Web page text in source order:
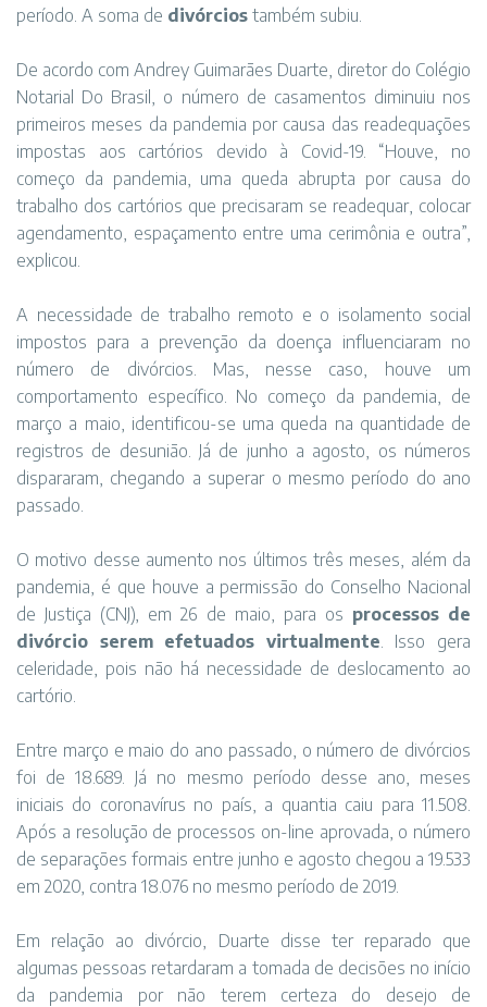
período. A soma de divórcios também subiu.
De acordo com Andrey Guimarães Duarte, diretor do Colégio
Notarial Do Brasil, o número de casamentos diminuiu nos
primeiros meses da pandemia por causa das readequações
impostas aos cartórios devido à Covid-19. “Houve, no
começo da pandemia, uma queda abrupta por causa do
trabalho dos cartórios que precisaram se readequar, colocar
agendamento, espaçamento entre uma cerimônia e outra”,
explicou.
A necessidade de trabalho remoto e o isolamento social
impostos para a prevenção da doença influenciaram no
número de divórcios. Mas, nesse caso, houve um
comportamento específico. No começo da pandemia, de
março a maio, identificou-se uma queda na quantidade de
registros de desunião. Já de junho a agosto, os números
dispararam, chegando a superar o mesmo período do ano
passado.
O motivo desse aumento nos últimos três meses, além da
pandemia, é que houve a permissão do Conselho Nacional
de Justiça (CNJ), em 26 de maio, para os processos de
divórcio serem efetuados virtualmente. Isso gera
celeridade, pois não há necessidade de deslocamento ao
cartório.
Entre março e maio do ano passado, o número de divórcios
foi de 18.689. Já no mesmo período desse ano, meses
iniciais do coronavírus no país, a quantia caiu para 11.508.
Após a resolução de processos on-line aprovada, o número
de separações formais entre junho e agosto chegou a 19.533
em 2020, contra 18.076 no mesmo período de 2019.
Em relação ao divórcio, Duarte disse ter reparado que
algumas pessoas retardaram a tomada de decisões no início
da pandemia por não terem certeza do desejo de